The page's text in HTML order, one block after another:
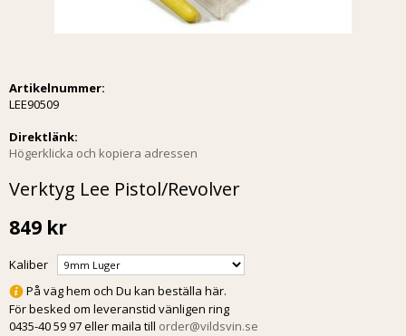
Artikelnummer:
LEE90509
Direktlänk:
Högerklicka och kopiera adressen
Verktyg Lee Pistol/Revolver
849 kr
Kaliber
På väg hem och Du kan beställa här.
För besked om leveranstid vänligen ring
0435-40 59 97 eller maila till order@vildsvin.se